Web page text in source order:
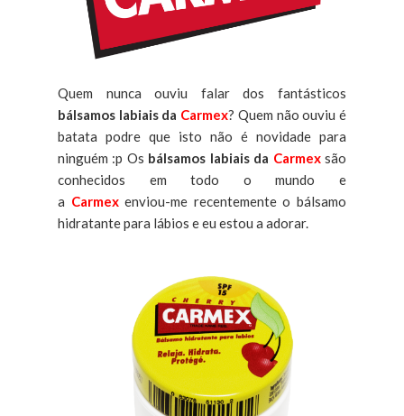
Quem nunca ouviu falar dos fantásticos
bálsamos labiais da Carmex? Quem não ouviu é
batata podre que isto não é novidade para
ninguém :p Os bálsamos labiais da Carmexsão
conhecidos em todo o mundo e
a Carmexenviou-me recentemente o bálsamo
hidratante para lábios e eu estou a adorar.